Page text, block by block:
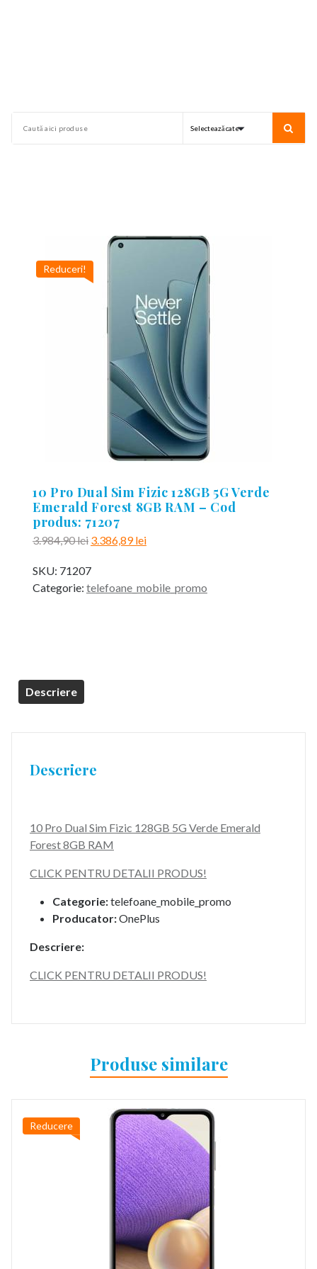
Reduceri!
10 Pro Dual Sim Fizic 128GB 5G Verde
Emerald Forest 8GB RAM – Cod
produs: 71207
3.984,90lei Prețul
a
fost:
3.386,89leiPrețul
3.386,89 lei.
SKU: 71207
Categorie: telefoane_mobile_promo
Descriere
Descriere
10 Pro Dual Sim Fizic 128GB 5G Verde Emerald
Forest 8GB RAM
CLICK PENTRU DETALII PRODUS!
Categorie:telefoane_mobile_promo
Producator:OnePlus
Descriere:
CLICK PENTRU DETALII PRODUS!
Produse similare
Reducere